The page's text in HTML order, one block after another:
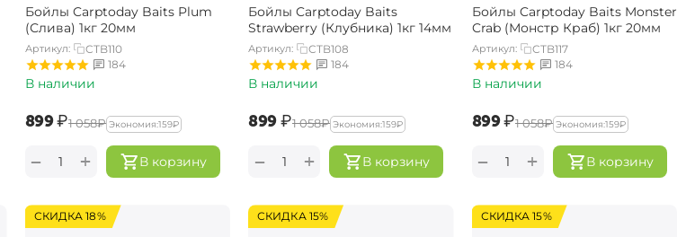
Бойлы Carptoday Baits Plum
(Слива) 1кг 20мм
Артикул:
CTB110
184
В наличии
‍899‍₽‍1 058‍₽ Экономия:‍159‍₽
В корзину
+
−
Бойлы Carptoday Baits
Strawberry (Клубника) 1кг 14мм
Артикул:
CTB108
184
В наличии
‍899‍₽‍1 058‍₽ Экономия:‍159‍₽
В корзину
+
−
Бойлы Carptoday Baits Monster
Crab (Монстр Краб) 1кг 20мм
Артикул:
CTB117
184
В наличии
‍899‍₽‍1 058‍₽ Экономия:‍159‍₽
В корзину
+
−
СКИДКА 18% СКИДКА 15% СКИДКА 15%